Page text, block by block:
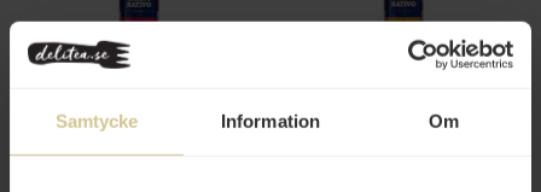
Samtycke Information Om
10 kr